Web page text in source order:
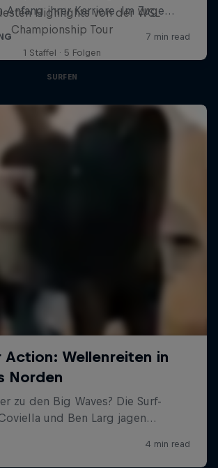
Highlights von der WSL
Championship Tour
1 Staffel · 5 Folgen
SURFEN